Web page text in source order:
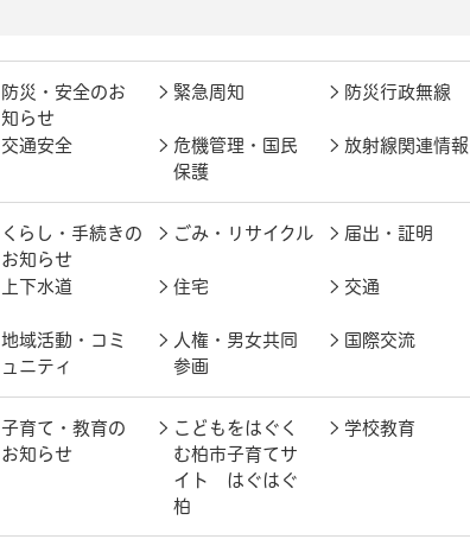
防災・安全のお
知らせ
緊急周知 防災行政無線
交通安全
危機管理・国民
保護
放射線関連情報
くらし・手続きの
お知らせ
ごみ・リサイクル 届出・証明
上下水道 住宅 交通
地域活動・コミ
ュニティ
人権・男女共同
参画
国際交流
子育て・教育の
お知らせ
こどもをはぐく
む柏市子育てサ
イト はぐはぐ
柏
学校教育